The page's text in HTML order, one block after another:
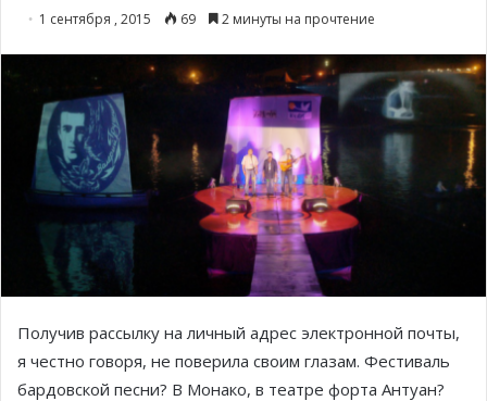
1 сентября , 2015 69 2 минуты на прочтение
Получив рассылку на личный адрес электронной почты,
я честно говоря, не поверила своим глазам. Фестиваль
бардовской песни? В Монако, в театре форта Антуан?